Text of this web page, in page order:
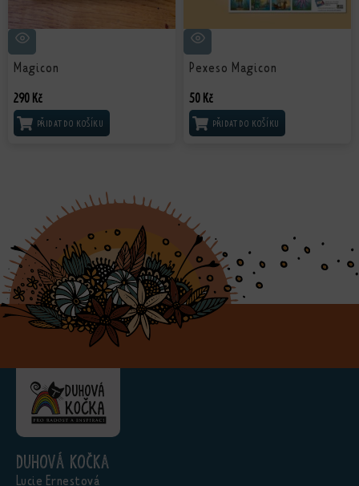
Magicon
290 Kč
PŘIDAT DO KOŠÍKU
Pexeso Magicon
50 Kč
PŘIDAT DO KOŠÍKU
Duhová kočka
Lucie Ernestová